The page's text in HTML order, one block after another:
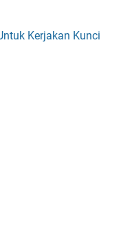
Kerjakan Kunci